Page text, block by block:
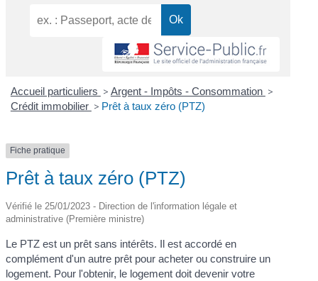
Accueil particuliers > Argent - Impôts - Consommation >
Crédit immobilier > Prêt à taux zéro (PTZ)
Fiche pratique
Prêt à taux zéro (PTZ)
Vérifié le 25/01/2023 - Direction de l'information légale et
administrative (Première ministre)
Le PTZ est un prêt sans intérêts. Il est accordé en
complément d'un autre prêt pour acheter ou construire un
logement. Pour l'obtenir, le logement doit devenir votre